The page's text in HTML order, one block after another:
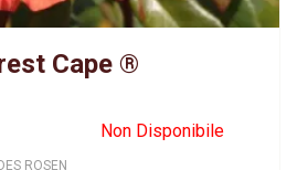
Cape ®
Non Disponibile
ROSEN